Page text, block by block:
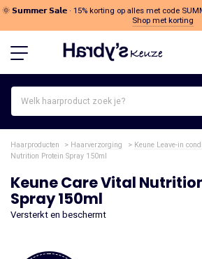
🌞 𝗦𝘂𝗺𝗺𝗲𝗿 𝗦𝗮𝗹𝗲 · 15% korting op alles met code
Shop met korting
haarproduct
zoek
je?
Haarproducten > Haarverzorging > Keune Leave-in
Nutrition Protein Spray 150ml
Keune Care Vital
Spray 150ml
Versterkt en beschermt